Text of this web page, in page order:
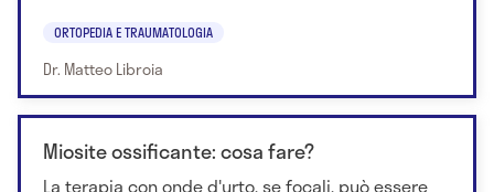
ORTOPEDIA E TRAUMATOLOGIA
Dr. Matteo Libroia
Miosite ossificante: cosa fare?
La terapia con onde d'urto, se focali, può essere